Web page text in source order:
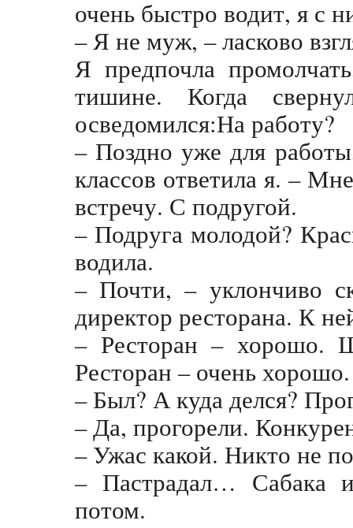
очень быстро водит, я с
– Я не муж, – ласково
Я предпочла
тишине. Когда
осведомился:На работу?
– Поздно уже для
классов ответила я. –
встречу. С подругой.
– Подруга молодой?
водила.
– Почти, – уклончиво
директор ресторана. К
– Ресторан – хорошо.
Ресторан – очень
– Был? А куда делся?
– Да, прогорели.
– Ужас какой. Никто не
– Пастрадал… Сабака
потом.